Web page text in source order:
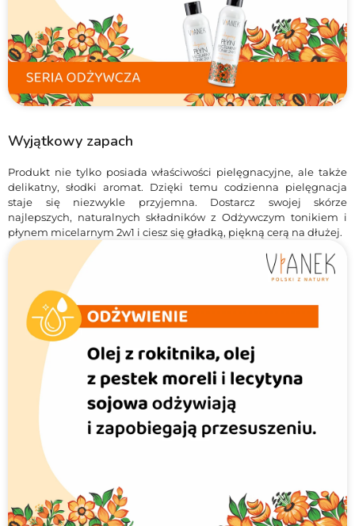
Wyjątkowy zapach
Produkt nie tylko posiada właściwości pielęgnacyjne, ale także
delikatny, słodki aromat. Dzięki temu codzienna pielęgnacja
staje się niezwykle przyjemna. Dostarcz swojej skórze
najlepszych, naturalnych składników z Odżywczym tonikiem i
płynem micelarnym 2w1 i ciesz się gładką, piękną cerą na dłużej.